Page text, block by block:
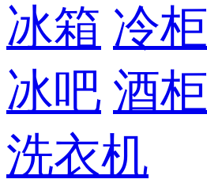
冰箱 冷柜
冰吧 酒柜
洗衣机